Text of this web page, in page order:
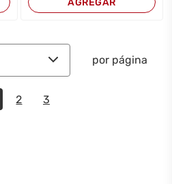
AGREGAR
por página
2 3